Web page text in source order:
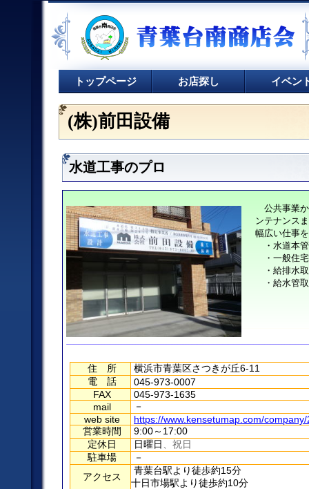
(株)前田設備
水道工事のプロ
公共事業か
ンテナンス
幅広い仕事
・水道本
・一般住宅
・給排水
・給水管
住 所
横浜市青葉区さつきが丘6-11
電 話
045-973-0007
FAX
045-973-1635
mail
－
web site
https://www.kensetumap.com/
営業時間
9:00～17:00
定休日
日曜日
、祝日
駐車場
－
アクセス
青葉台駅より徒歩約15分
十日市場駅より徒歩約10分
トップページ お店探し イベン